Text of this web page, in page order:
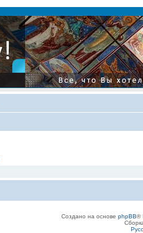
Создано на основе phpBB®